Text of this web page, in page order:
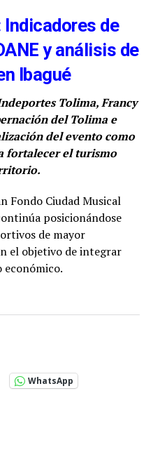
Indicadores de
y análisis de
Ibagué
Tolima, Francy
del Tolima e
del evento como
fortalecer el turismo
Fondo Ciudad Musical
posicionándose
de mayor
el objetivo de integrar
WhatsApp